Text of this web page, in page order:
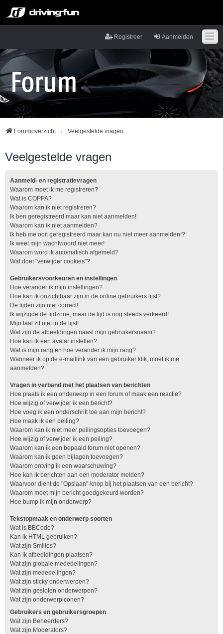
Aanmelden
Registreer
Forumoverzicht Veelgestelde vragen
Veelgestelde vragen
Aanmeld- en registratievragen
Waarom moet ik me registreren?
Wat is COPPA?
Waarom kan ik niet registreren?
Ik ben geregistreerd maar kan niet aanmelden!
Waarom kan ik niet aanmelden?
Ik heb me ooit geregistreerd maar kan nu niet meer aanmelden!?
Ik weet mijn wachtwoord niet meer!
Waarom word ik automatisch afgemeld?
Wat doet "verwijder cookies"?
Gebruikersvoorkeuren en instellingen
Hoe verander ik mijn instellingen?
Hoe kan ik onzichtbaar zijn in de online gebruikers lijst?
De tijden zijn niet correct!
Ik wijzigde de tijdzone, maar de tijd is nog steeds verkeerd!
Mijn taal zit niet in de lijst!
Wat zijn de afbeeldingen naast mijn gebruikersnaam?
Hoe kan ik een avatar instellen?
Wat is mijn rang en hoe verander ik mijn rang?
Wanneer ik op de e-maillink van een gebruiker klik, moet ik me
aanmelden?
Vragen in verband met het plaatsen van berichten
Hoe plaats ik een onderwerp in een forum of maak een reactie?
Hoe wijzig of verwijder ik een bericht?
Hoe voeg ik een onderschrift toe aan mijn bericht?
Hoe maak ik een peiling?
Waarom kan ik niet meer peilingsopties toevoegen?
Hoe wijzig of verwijder ik een peiling?
Waarom kan ik een bepaald forum niet openen?
Waarom kan ik geen bijlagen toevoegen?
Waarom ontving ik een waarschuwing?
Hoe kan ik berichten aan een moderator melden?
Waarvoor dient de "Opslaan"-knop bij het plaatsen van een bericht?
Waarom moet mijn bericht goedgekeurd worden?
Hoe bump ik mijn onderwerp?
Tekstopmaak en onderwerp soorten
Wat is BBCode?
Kan ik HTML gebruiken?
Wat zijn Smilies?
Kan ik afbeeldingen plaatsen?
Wat zijn globale mededelingen?
Wat zijn mededelingen?
Wat zijn sticky onderwerpen?
Wat zijn gesloten onderwerpen?
Wat zijn onderwerpiconen?
Gebruikers en gebruikersgroepen
Wat zijn Beheerders?
Wat zijn Moderators?